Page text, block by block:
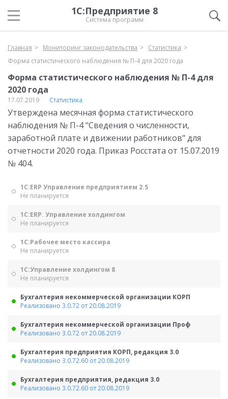
1С:Предприятие 8
Система программ
Главная Мониторинг законодательства
Статистика
Форма статистического наблюдения № П-4 для 2020 года
Форма статистического наблюдения № П-4 для
2020 года
17.07.2019 Статистика
Утверждена месячная форма статистического
наблюдения № П-4 "Сведения о численности,
заработной плате и движении работников" для
отчетности 2020 года. Приказ Росстата от 15.07.2019
№ 404.
1С:ERP Управление предприятием 2.5
Не планируется
1С:ERP. Управление холдингом
Не планируется
1С:Рабочее место кассира
Не планируется
1С:Управление холдингом 8
Не планируется
Бухгалтерия некоммерческой организации КОРП
Реализовано 3.0.72 от 20.08.2019
Бухгалтерия некоммерческой организации Проф
Реализовано 3.0.72 от 20.08.2019
Бухгалтерия предприятия КОРП, редакция 3.0
Реализовано 3.0.72.60 от 20.08.2019
Бухгалтерия предприятия, редакция 3.0
Реализовано 3.0.72.60 от 20.08.2019